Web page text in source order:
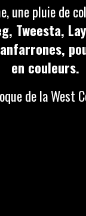
une pluie de
, Tweesta,
,
en couleurs.
de la West